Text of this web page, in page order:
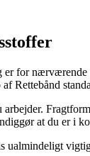
for
Rettebånd
at du er i